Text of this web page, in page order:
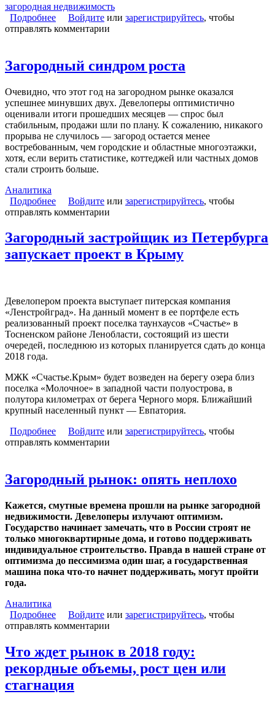
загородная недвижимость
Подробнее о Загородный рынок оживили богатые
Войдите или зарегистрируйтесь, чтобы
отправлять комментарии
Загородный синдром роста
Очевидно, что этот год на загородном рынке оказался
успешнее минувших двух. Девелоперы оптимистично
оценивали итоги прошедших месяцев — спрос был
стабильным, продажи шли по плану. К сожалению, никакого
прорыва не случилось — загород остается менее
востребованным, чем городские и областные многоэтажки,
хотя, если верить статистике, коттеджей или частных домов
стали строить больше.
Аналитика
Подробнее о Загородный синдром роста
Войдите или зарегистрируйтесь, чтобы
отправлять комментарии
Загородный застройщик из Петербурга
запускает проект в Крыму
Девелопером проекта выступает питерская компания
«Ленстройград». На данный момент в ее портфеле есть
реализованный проект поселка таунхаусов «Счастье» в
Тосненском районе Ленобласти, состоящий из шести
очередей, последнюю из которых планируется сдать до конца
2018 года.
МЖК «Счастье.Крым» будет возведен на берегу озера близ
поселка «Молочное» в западной части полуострова, в
полутора километрах от берега Черного моря. Ближайший
крупный населенный пункт — Евпатория.
Подробнее о Загородный застройщик из Петербурга запускает
проект в Крыму
Войдите или зарегистрируйтесь, чтобы
отправлять комментарии
Загородный рынок: опять неплохо
Кажется, смутные времена прошли на рынке загородной
недвижимости. Девелоперы излучают оптимизм.
Государство начинает замечать, что в России строят не
только многоквартирные дома, и готово поддерживать
индивидуальное строительство. Правда в нашей стране от
оптимизма до пессимизма один шаг, а государственная
машина пока что-то начнет поддерживать, могут пройти
года.
Аналитика
Подробнее о Загородный рынок: опять неплохо
Войдите или зарегистрируйтесь, чтобы
отправлять комментарии
Что ждет рынок в 2018 году:
рекордные объемы, рост цен или
стагнация